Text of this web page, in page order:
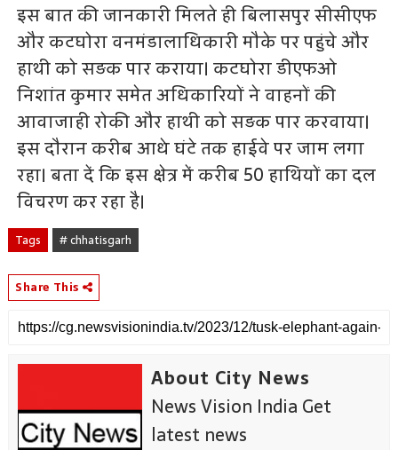
इस बात की जानकारी मिलते ही बिलासपुर सीसीएफ
और कटघोरा वनमंडालाधिकारी मौके पर पहुंचे और
हाथी को सड़क पार कराया। कटघोरा डीएफओ
निशांत कुमार समेत अधिकारियों ने वाहनों की
आवाजाही रोकी और हाथी को सड़क पार करवाया।
इस दौरान करीब आधे घंटे तक हाईवे पर जाम लगा
रहा। बता दें कि इस क्षेत्र में करीब 50 हाथियों का दल
विचरण कर रहा है।
Tags # chhatisgarh
Share This
About City News
News Vision India Get
latest news